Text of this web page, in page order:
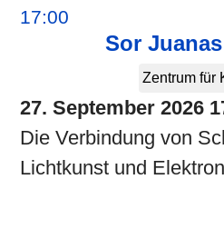
17:00
Sor
Zentrum für
27. September 2026
Die Verbindung von
Lichtkunst und